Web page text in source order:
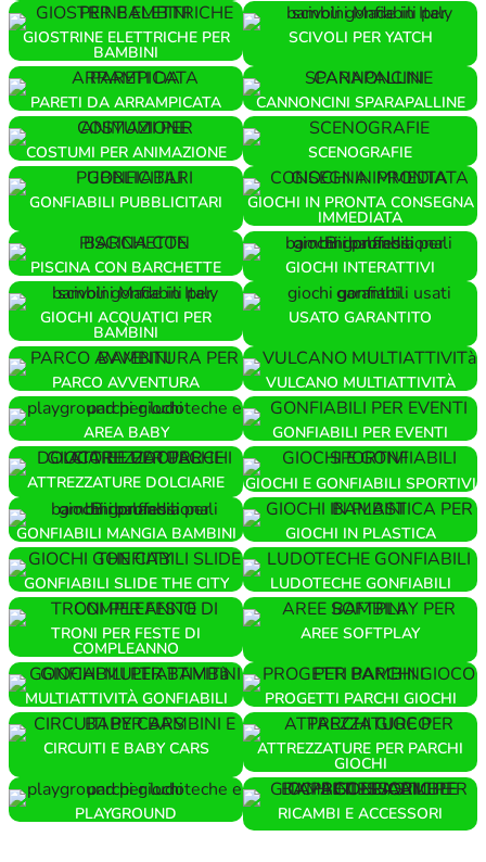
GIOSTRINE ELETTRICHE PER
BAMBINI
SCIVOLI PER YATCH
PARETI DA ARRAMPICATA CANNONCINI SPARAPALLINE
COSTUMI PER ANIMAZIONE SCENOGRAFIE
GONFIABILI PUBBLICITARI GIOCHI IN PRONTA CONSEGNA
IMMEDIATA
PISCINA CON BARCHETTE GIOCHI INTERATTIVI
GIOCHI ACQUATICI PER
BAMBINI
USATO GARANTITO
PARCO AVVENTURA VULCANO MULTIATTIVITÀ
AREA BABY GONFIABILI PER EVENTI
ATTREZZATURE DOLCIARIE GIOCHI E GONFIABILI SPORTIVI
GONFIABILI MANGIA BAMBINI GIOCHI IN PLASTICA
GONFIABILI SLIDE THE CITY LUDOTECHE GONFIABILI
TRONI PER FESTE DI
COMPLEANNO
AREE SOFTPLAY
MULTIATTIVITÀ GONFIABILI PROGETTI PARCHI GIOCHI
CIRCUITI E BABY CARS ATTREZZATURE PER PARCHI
GIOCHI
PLAYGROUND RICAMBI E ACCESSORI